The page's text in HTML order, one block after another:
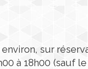
sur
à 18h00 (sauf